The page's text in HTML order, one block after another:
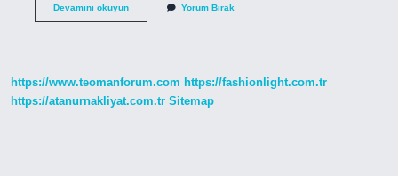
Devamını okuyunDiyez
Yorum Bırak
https://www.teomanforum.com https://fashionlight.com.tr
https://atanurnakliyat.com.tr Sitemap